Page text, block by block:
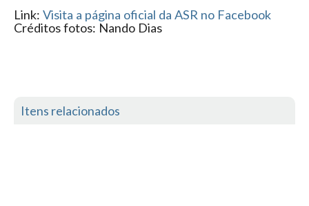
Contactos Surftotal
Link: Visita a página oficial da ASR no Facebook
Créditos fotos: Nando Dias
Itens relacionados